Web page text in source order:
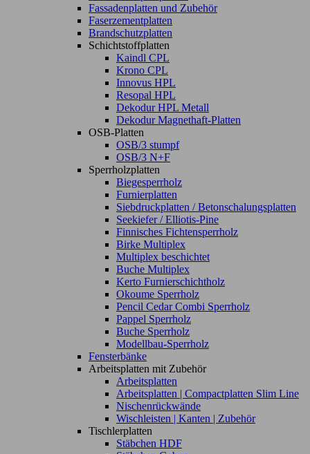
Fassadenplatten und Zubehör
Faserzementplatten
Brandschutzplatten
Schichtstoffplatten
Kaindl CPL
Krono CPL
Innovus HPL
Resopal HPL
Dekodur HPL Metall
Dekodur Magnethaft-Platten
OSB-Platten
OSB/3 stumpf
OSB/3 N+F
Sperrholzplatten
Biegesperrholz
Furnierplatten
Siebdruckplatten / Betonschalungsplatten
Seekiefer / Elliotis-Pine
Finnisches Fichtensperrholz
Birke Multiplex
Multiplex beschichtet
Buche Multiplex
Kerto Furnierschichtholz
Okoume Sperrholz
Pencil Cedar Combi Sperrholz
Pappel Sperrholz
Buche Sperrholz
Modellbau-Sperrholz
Fensterbänke
Arbeitsplatten mit Zubehör
Arbeitsplatten
Arbeitsplatten | Compactplatten Slim Line
Nischenrückwände
Wischleisten | Kanten | Zubehör
Tischlerplatten
Stäbchen HDF